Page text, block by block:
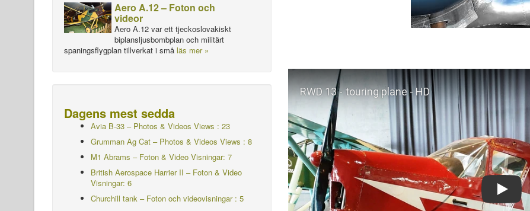
Play
Aero A.12 – Foton och
videor
Aero A.12 var ett tjeckoslovakiskt
biplansljusbombplan och militärt
spaningsflygplan tillverkat i små läs mer »
Dagens mest sedda
Avia B-33 – Photos & Videos Views : 23
Grumman Ag Cat – Photos & Videos Views : 8
M1 Abrams – Foton & Video Visningar: 7
British Aerospace Harrier II – Foton & Video
Visningar: 6
Churchill tank – Foton och videovisningar : 5